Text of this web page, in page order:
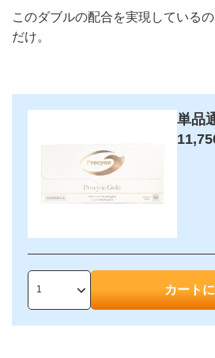
このダブルの配合を実現している
だけ。
単品
カート